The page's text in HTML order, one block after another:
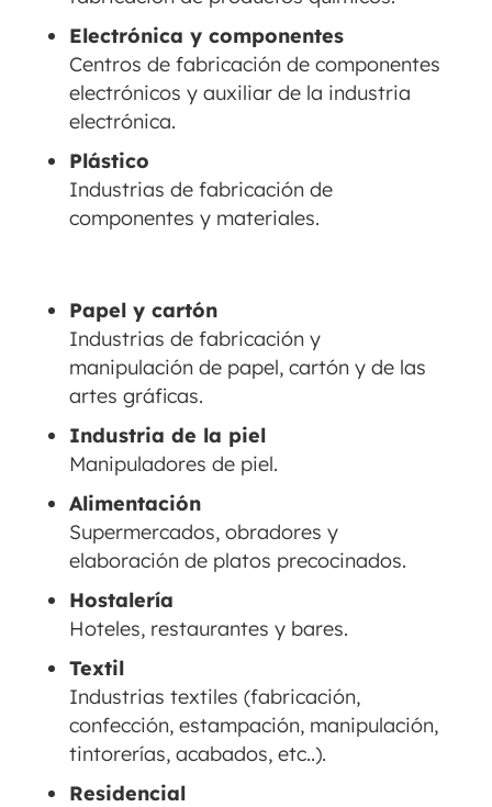
Electrónica y componentes
Centros de fabricación de componentes
electrónicos y auxiliar de la industria
electrónica.
Plástico
Industrias de fabricación de
componentes y materiales.
Papel y cartón
Industrias de fabricación y
manipulación de papel, cartón y de las
artes gráficas.
Industria de la piel
Manipuladores de piel.
Alimentación
Supermercados, obradores y
elaboración de platos precocinados.
Hostalería
Hoteles, restaurantes y bares.
Textil
Industrias textiles (fabricación,
confección, estampación, manipulación,
tintorerías, acabados, etc..).
Residencial